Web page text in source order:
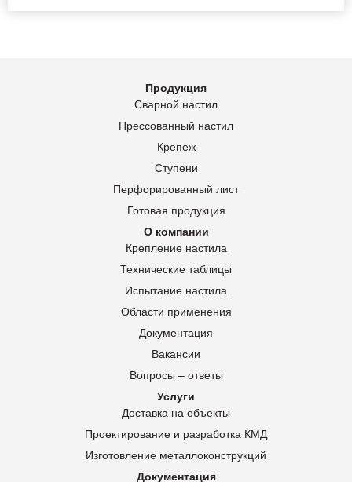
Продукция
Сварной настил
Прессованный настил
Крепеж
Ступени
Перфорированный лист
Готовая продукция
О компании
Крепление настила
Технические таблицы
Испытание настила
Области применения
Документация
Вакансии
Вопросы – ответы
Услуги
Доставка на объекты
Проектирование и разработка КМД
Изготовление металлоконструкций
Документация